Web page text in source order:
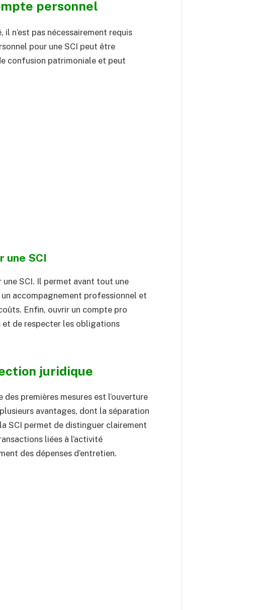
personnel
n’est pas nécessairement requis
pour une SCI peut être
confusion patrimoniale et peut
une SCI
SCI. Il permet avant tout une
accompagnement professionnel et
Enfin, ouvrir un compte pro
de respecter les obligations
juridique
premières mesures est l’ouverture
avantages, dont la séparation
SCI permet de distinguer clairement
liées à l’activité
des dépenses d’entretien.